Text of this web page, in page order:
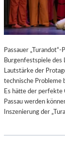
Passauer
Burgenfestspiele des
Lautstärke der
technische Probleme
Es hätte der perfekte
Passau werden
Inszenierung der